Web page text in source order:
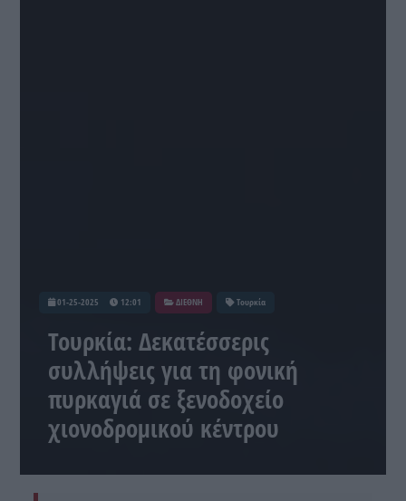
01-25-2025 12:01 ΔΙΕΘΝΗ Τουρκία
Τουρκία: Δεκατέσσερις
συλλήψεις για τη φονική
πυρκαγιά σε ξενοδοχείο
χιονοδρομικού κέντρου